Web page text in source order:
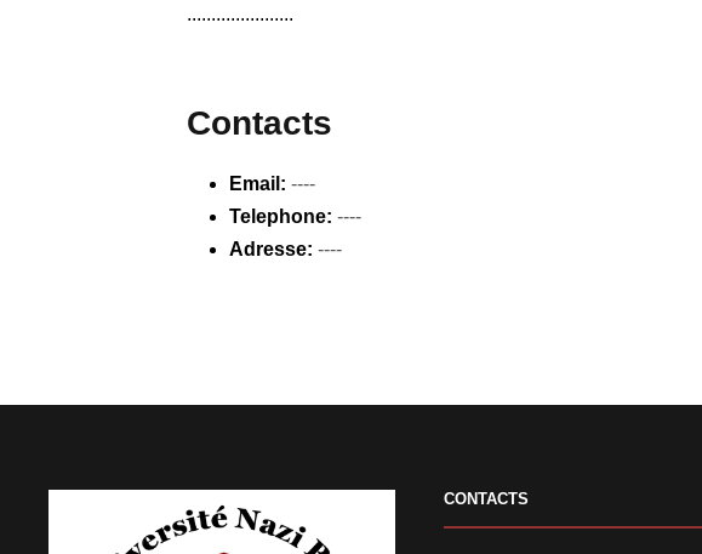
......................
Contacts
Email: ----
Telephone: ----
Adresse: ----
CONTACTS